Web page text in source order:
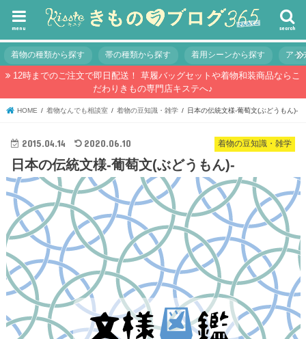
search
menu
着物の種類から探す 帯の種類から探す 着用シーンから探す アイ
12時までのご注文で即日配送！ 草履バッグセットや着物和装商品ならこ
だわりきもの専門店キステへ♪
HOME 着物なんでも相談室 着物の豆知識・雑学 日本の伝統文様-葡萄文(ぶどうもん)-
着物の豆知識・雑学
2015.04.14 2020.06.10
日本の伝統文様-葡萄文(ぶどうもん)-